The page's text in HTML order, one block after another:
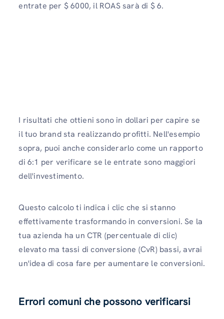
entrate per $ 6000, il ROAS sarà di $ 6.
I risultati che ottieni sono in dollari per capire se
il tuo brand sta realizzando profitti. Nell'esempio
sopra, puoi anche considerarlo come un rapporto
di 6:1 per verificare se le entrate sono maggiori
dell'investimento.
Questo calcolo ti indica i clic che si stanno
effettivamente trasformando in conversioni. Se la
tua azienda ha un CTR (percentuale di clic)
elevato ma tassi di conversione (CvR) bassi, avrai
un'idea di cosa fare per aumentare le conversioni.
Errori comuni che possono verificarsi